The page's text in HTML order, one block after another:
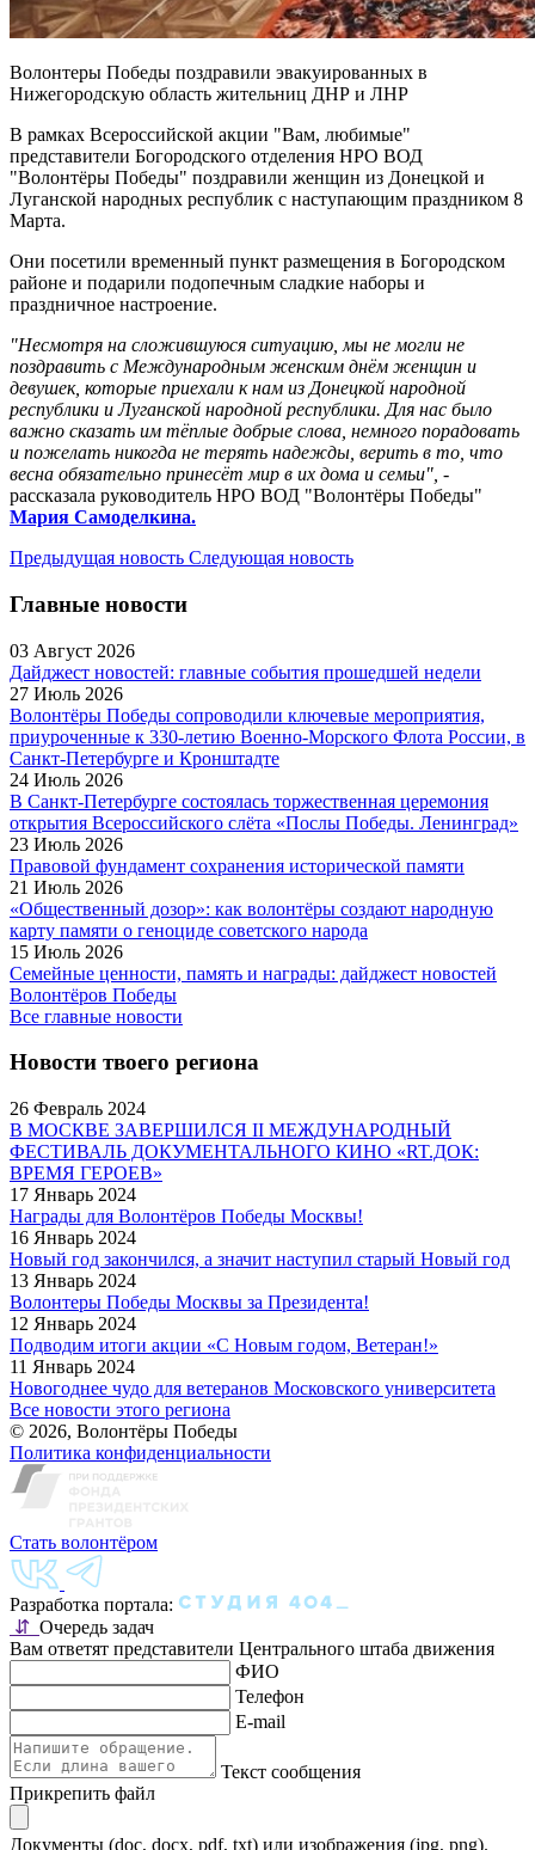
Волонтеры Победы поздравили эвакуированных в
Нижегородскую область жительниц ДНР и ЛНР
В рамках Всероссийской акции "Вам, любимые"
представители Богородского отделения НРО ВОД
"Волонтёры Победы" поздравили женщин из Донецкой и
Луганской народных республик с наступающим праздником 8
Марта.
Они посетили временный пункт размещения в Богородском
районе и подарили подопечным сладкие наборы и
праздничное настроение.
"Несмотря на сложившуюся ситуацию, мы не могли не
поздравить с Международным женским днём женщин и
девушек, которые приехали к нам из Донецкой народной
республики и Луганской народной республики. Для нас было
важно сказать им тёплые добрые слова, немного порадовать
и пожелать никогда не терять надежды, верить в то, что
весна обязательно принесёт мир в их дома и семьи", -
рассказала руководитель НРО ВОД "Волонтёры Победы"
Мария Самоделкина.
Предыдущая новость Следующая новость
Главные новости
03 Август 2026
Дайджест новостей: главные события прошедшей недели
27 Июль 2026
Волонтёры Победы сопроводили ключевые мероприятия,
приуроченные к 330-летию Военно-Морского Флота России, в
Санкт-Петербурге и Кронштадте
24 Июль 2026
В Санкт-Петербурге состоялась торжественная церемония
открытия Всероссийского слёта «Послы Победы. Ленинград»
23 Июль 2026
Правовой фундамент сохранения исторической памяти
21 Июль 2026
«Общественный дозор»: как волонтёры создают народную
карту памяти о геноциде советского народа
15 Июль 2026
Семейные ценности, память и награды: дайджест новостей
Волонтёров Победы
Все главные новости
Новости твоего региона
26 Февраль 2024
В МОСКВЕ ЗАВЕРШИЛСЯ II МЕЖДУНАРОДНЫЙ
ФЕСТИВАЛЬ ДОКУМЕНТАЛЬНОГО КИНО «RT.ДОК:
ВРЕМЯ ГЕРОЕВ»
17 Январь 2024
Награды для Волонтёров Победы Москвы!
16 Январь 2024
Новый год закончился, а значит наступил старый Новый год
13 Январь 2024
Волонтеры Победы Москвы за Президента!
12 Январь 2024
Подводим итоги акции «С Новым годом, Ветеран!»
11 Январь 2024
Новогоднее чудо для ветеранов Московского университета
Все новости этого региона
© 2026, Волонтёры Победы
Политика конфиденциальности
Стать волонтёром
Разработка портала:
⇵ Очередь задач
Вам ответят представители Центрального штаба движения
ФИО
Телефон
E-mail
Текст сообщения
Прикрепить файл
Документы (doc, docx, pdf, txt) или изображения (jpg, png).